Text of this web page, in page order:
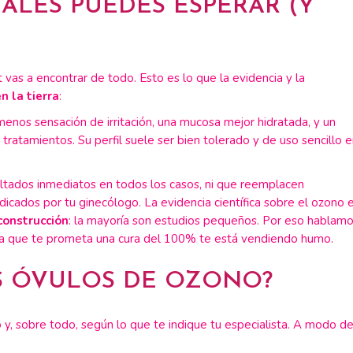
PUEDES ESPERAR (Y
a encontrar de todo. Esto es lo que la evidencia y la
la tierra:
sensación de irritación, una mucosa mejor hidratada, y un
Su perfil suele ser bien tolerado y de uso sencillo
inmediatos en todos los casos, ni que reemplacen
por tu ginecólogo. La evidencia científica sobre el ozono
: la mayoría son estudios pequeños. Por eso
que te prometa una cura del 100% te está vendiendo humo.
ÓVULOS DE OZONO?
sobre todo, según lo que te indique tu especialista. A modo de